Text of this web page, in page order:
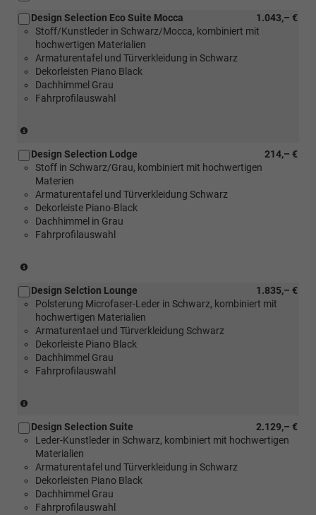
1.043,– €
Design Selection Eco Suite Mocca
Stoff/Kunstleder in Schwarz/Mocca, kombiniert mit
hochwertigen Materialien
Armaturentafel und Türverkleidung in Schwarz
Dekorleisten Piano Black
Dachhimmel Grau
Fahrprofilauswahl
Verbindung
mit
[PL4]
LED-
Paket
oder
[P5I]
214,– €
Design Selection Lodge
Stoff in Schwarz/Grau, kombiniert mit hochwertigen
Materien
Armaturentafel und Türverkleidung Schwarz
Dekorleiste Piano-Black
Dachhimmel in Grau
Fahrprofilauswahl
Verbindung
mit
[PL4]
LED-
Paket
oder
[P5I]
1.835,– €
Design Selction Lounge
Polsterung Microfaser-Leder in Schwarz, kombiniert mit
hochwertigen Materialien
Armaturentael und Türverkleidung Schwarz
Dekorleiste Piano Black
Dachhimmel Grau
Fahrprofilauswahl
Verbindung
mit
[PL4]
LED-
Paket
oder
[P5I]
2.129,– €
Design Selection Suite
Leder-Kunstleder in Schwarz, kombiniert mit hochwertigen
Materialien
Armaturentafel und Türverkleidung in Schwarz
Dekorleisten Piano Black
Dachhimmel Grau
Fahrprofilauswahl